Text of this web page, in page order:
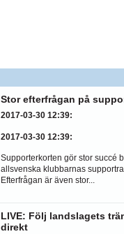
Stor efterfrågan på
2017-03-30 12:39:
2017-03-30 12:39:
Supporterkorten gör stor succé
allsvenska klubbarnas
Efterfrågan är även stor...
LIVE: Följ landslagets
direkt